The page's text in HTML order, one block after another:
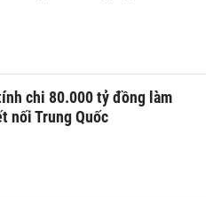
chi 80.000 tỷ đồng làm
nối Trung Quốc